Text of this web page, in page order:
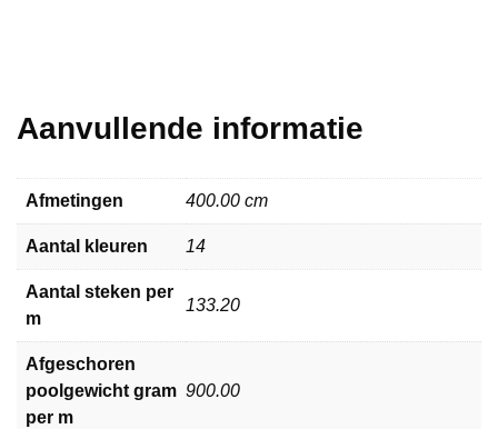
Aanvullende informatie
Afmetingen 400.00 cm
Aantal kleuren 14
Aantal steken per
m
133.20
Afgeschoren
poolgewicht gram
per m
900.00